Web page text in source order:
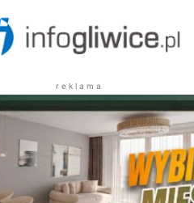
r e k l a m a